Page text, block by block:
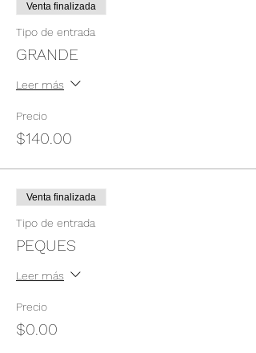
Venta finalizada
Tipo de entrada
GRANDE
Leer más
Precio
$140.00
Venta finalizada
Tipo de entrada
PEQUES
Leer más
Precio
$0.00